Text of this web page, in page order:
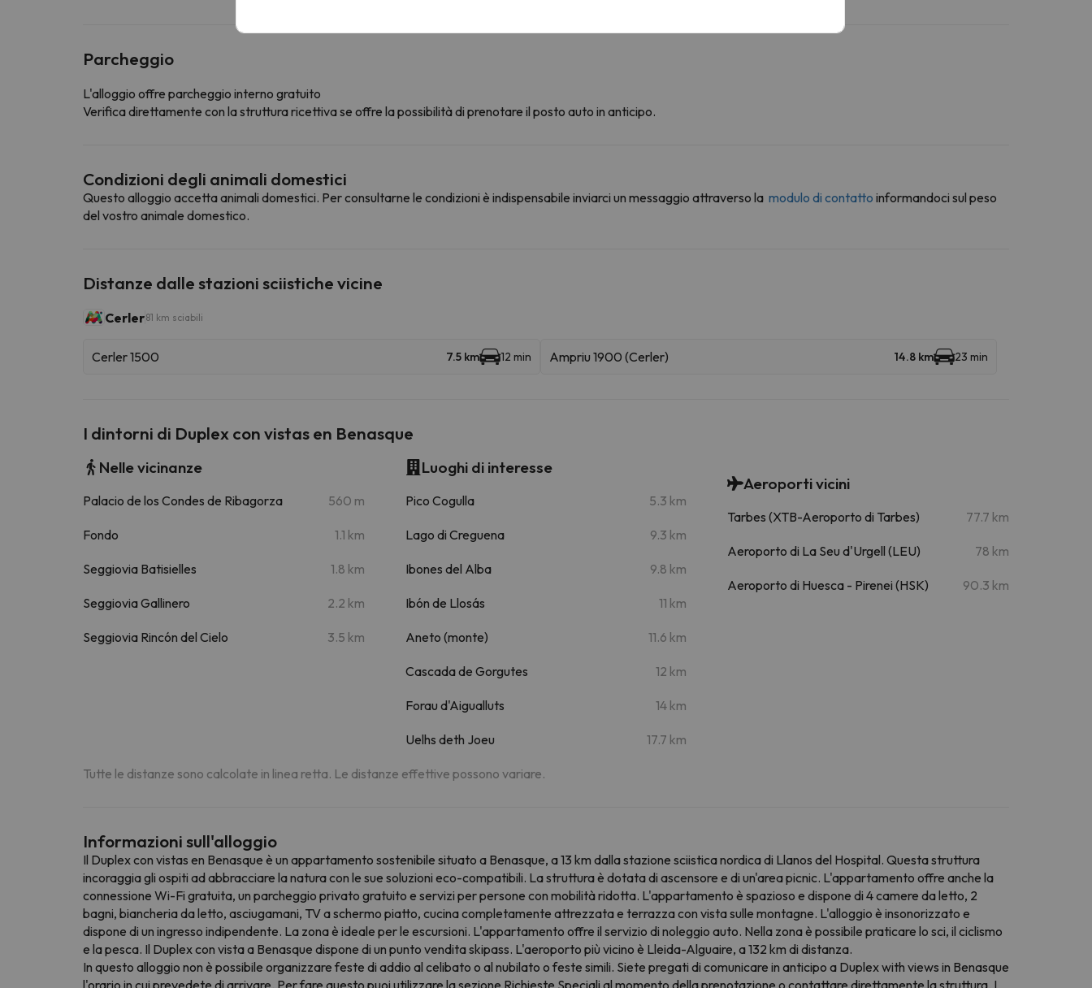
Parcheggio
L'alloggio offre parcheggio interno gratuito
Verifica direttamente con la struttura ricettiva se offre la possibilità di prenotare il posto auto in anticipo.
Condizioni degli animali domestici
Questo alloggio accetta animali domestici. Per consultarne le condizioni è indispensabile inviarci un messaggio attraverso la modulo di contatto informandoci sul peso
del vostro animale domestico.
Distanze dalle stazioni sciistiche vicine
Cerler81 km sciabili
Cerler 1500 7.5 km 12 min Ampriu 1900 (Cerler) 14.8 km 23 min
I dintorni di Duplex con vistas en Benasque
Nelle vicinanze
Palacio de los Condes de Ribagorza 560 m
Fondo 1.1 km
Seggiovia Batisielles 1.8 km
Seggiovia Gallinero 2.2 km
Seggiovia Rincón del Cielo 3.5 km
Luoghi di interesse
Pico Cogulla 5.3 km
Lago di Creguena 9.3 km
Ibones del Alba 9.8 km
Ibón de Llosás 11 km
Aneto (monte) 11.6 km
Cascada de Gorgutes 12 km
Forau d'Aigualluts 14 km
Uelhs deth Joeu 17.7 km
Aeroporti vicini
Tarbes (XTB-Aeroporto di Tarbes) 77.7 km
Aeroporto di La Seu d'Urgell (LEU) 78 km
Aeroporto di Huesca - Pirenei (HSK) 90.3 km
Tutte le distanze sono calcolate in linea retta. Le distanze effettive possono variare.
Informazioni sull'alloggio
Il Duplex con vistas en Benasque è un appartamento sostenibile situato a Benasque, a 13 km dalla stazione sciistica nordica di Llanos del Hospital. Questa struttura
incoraggia gli ospiti ad abbracciare la natura con le sue soluzioni eco-compatibili. La struttura è dotata di ascensore e di un'area picnic. L'appartamento offre anche la
connessione Wi-Fi gratuita, un parcheggio privato gratuito e servizi per persone con mobilità ridotta. L'appartamento è spazioso e dispone di 4 camere da letto, 2
bagni, biancheria da letto, asciugamani, TV a schermo piatto, cucina completamente attrezzata e terrazza con vista sulle montagne. L'alloggio è insonorizzato e
dispone di un ingresso indipendente. La zona è ideale per le escursioni. L'appartamento offre il servizio di noleggio auto. Nella zona è possibile praticare lo sci, il ciclismo
e la pesca. Il Duplex con vista a Benasque dispone di un punto vendita skipass. L'aeroporto più vicino è Lleida-Alguaire, a 132 km di distanza.
In questo alloggio non è possibile organizzare feste di addio al celibato o al nubilato o feste simili. Siete pregati di comunicare in anticipo a Duplex with views in Benasque
l'orario in cui prevedete di arrivare. Per fare questo puoi utilizzare la sezione Richieste Speciali al momento della prenotazione o contattare direttamente la struttura. I